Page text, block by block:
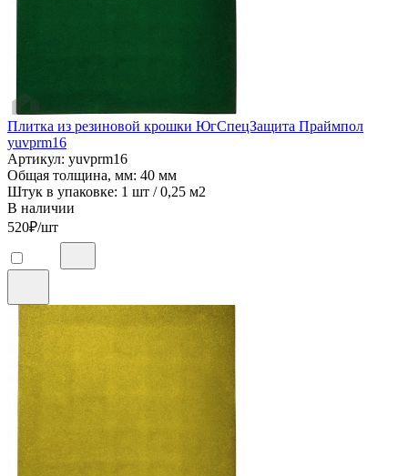
Плитка из резиновой крошки ЮгСпецЗащита Праймпол
yuvprm16
Артикул: yuvprm16
Общая толщина, мм: 40 мм
Штук в упаковке: 1 шт / 0,25 м2
В наличии
520₽/шт